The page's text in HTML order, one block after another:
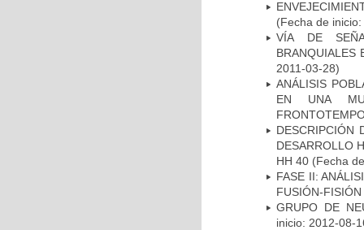
(Fecha de
VÍA DE
BRANQUIALES
2011-03-28)
ANÁLISIS
EN UNA
DESCRIPCIÓN
DESARROLLO
HH 40 (Fecha
FASE II:
FUSIÓN-
GRUPO DE
inicio: 2012-08-